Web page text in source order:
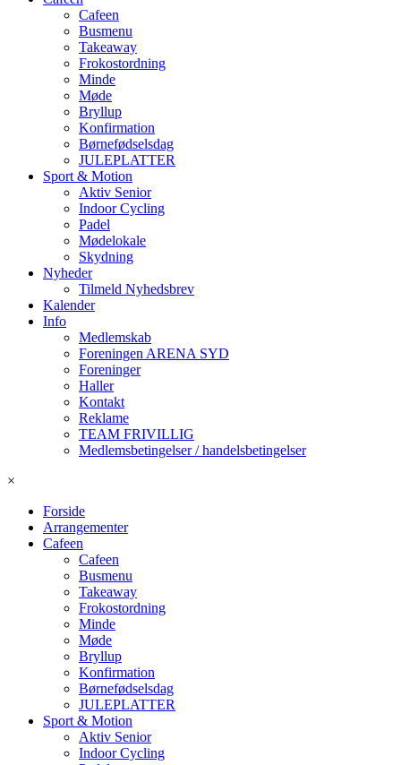
Cafeen
Busmenu
Takeaway
Frokostordning
Minde
Møde
Bryllup
Konfirmation
Børnefødselsdag
JULEPLATTER
Sport & Motion
Aktiv Senior
Indoor Cycling
Padel
Mødelokale
Skydning
Nyheder
Tilmeld Nyhedsbrev
Kalender
Info
Medlemskab
Foreningen ARENA SYD
Foreninger
Haller
Kontakt
Reklame
TEAM FRIVILLIG
Medlemsbetingelser / handelsbetingelser
×
Forside
Arrangementer
Cafeen
Cafeen
Busmenu
Takeaway
Frokostordning
Minde
Møde
Bryllup
Konfirmation
Børnefødselsdag
JULEPLATTER
Sport & Motion
Aktiv Senior
Indoor Cycling